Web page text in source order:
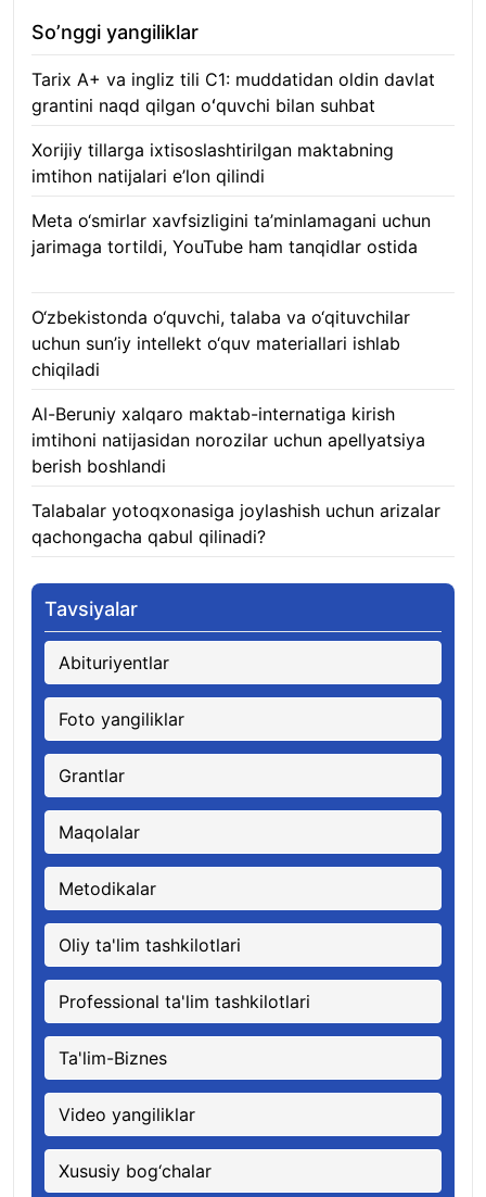
So’nggi yangiliklar
Tarix A+ va ingliz tili C1: muddatidan oldin davlat
grantini naqd qilgan oʻquvchi bilan suhbat
Xorijiy tillarga ixtisoslashtirilgan maktabning
imtihon natijalari e’lon qilindi
Meta o‘smirlar xavfsizligini ta’minlamagani uchun
jarimaga tortildi, YouTube ham tanqidlar ostida
O‘zbekistonda o‘quvchi, talaba va o‘qituvchilar
uchun sun’iy intellekt o‘quv materiallari ishlab
chiqiladi
Al-Beruniy xalqaro maktab-internatiga kirish
imtihoni natijasidan norozilar uchun apellyatsiya
berish boshlandi
Talabalar yotoqxonasiga joylashish uchun arizalar
qachongacha qabul qilinadi?
Tavsiyalar
Abituriyentlar
Foto yangiliklar
Grantlar
Maqolalar
Metodikalar
Oliy ta'lim tashkilotlari
Professional ta'lim tashkilotlari
Ta'lim-Biznes
Video yangiliklar
Xususiy bog‘chalar